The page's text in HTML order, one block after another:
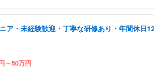
ア・未経験歓迎・丁寧な研修あり・年間休日
～50万円